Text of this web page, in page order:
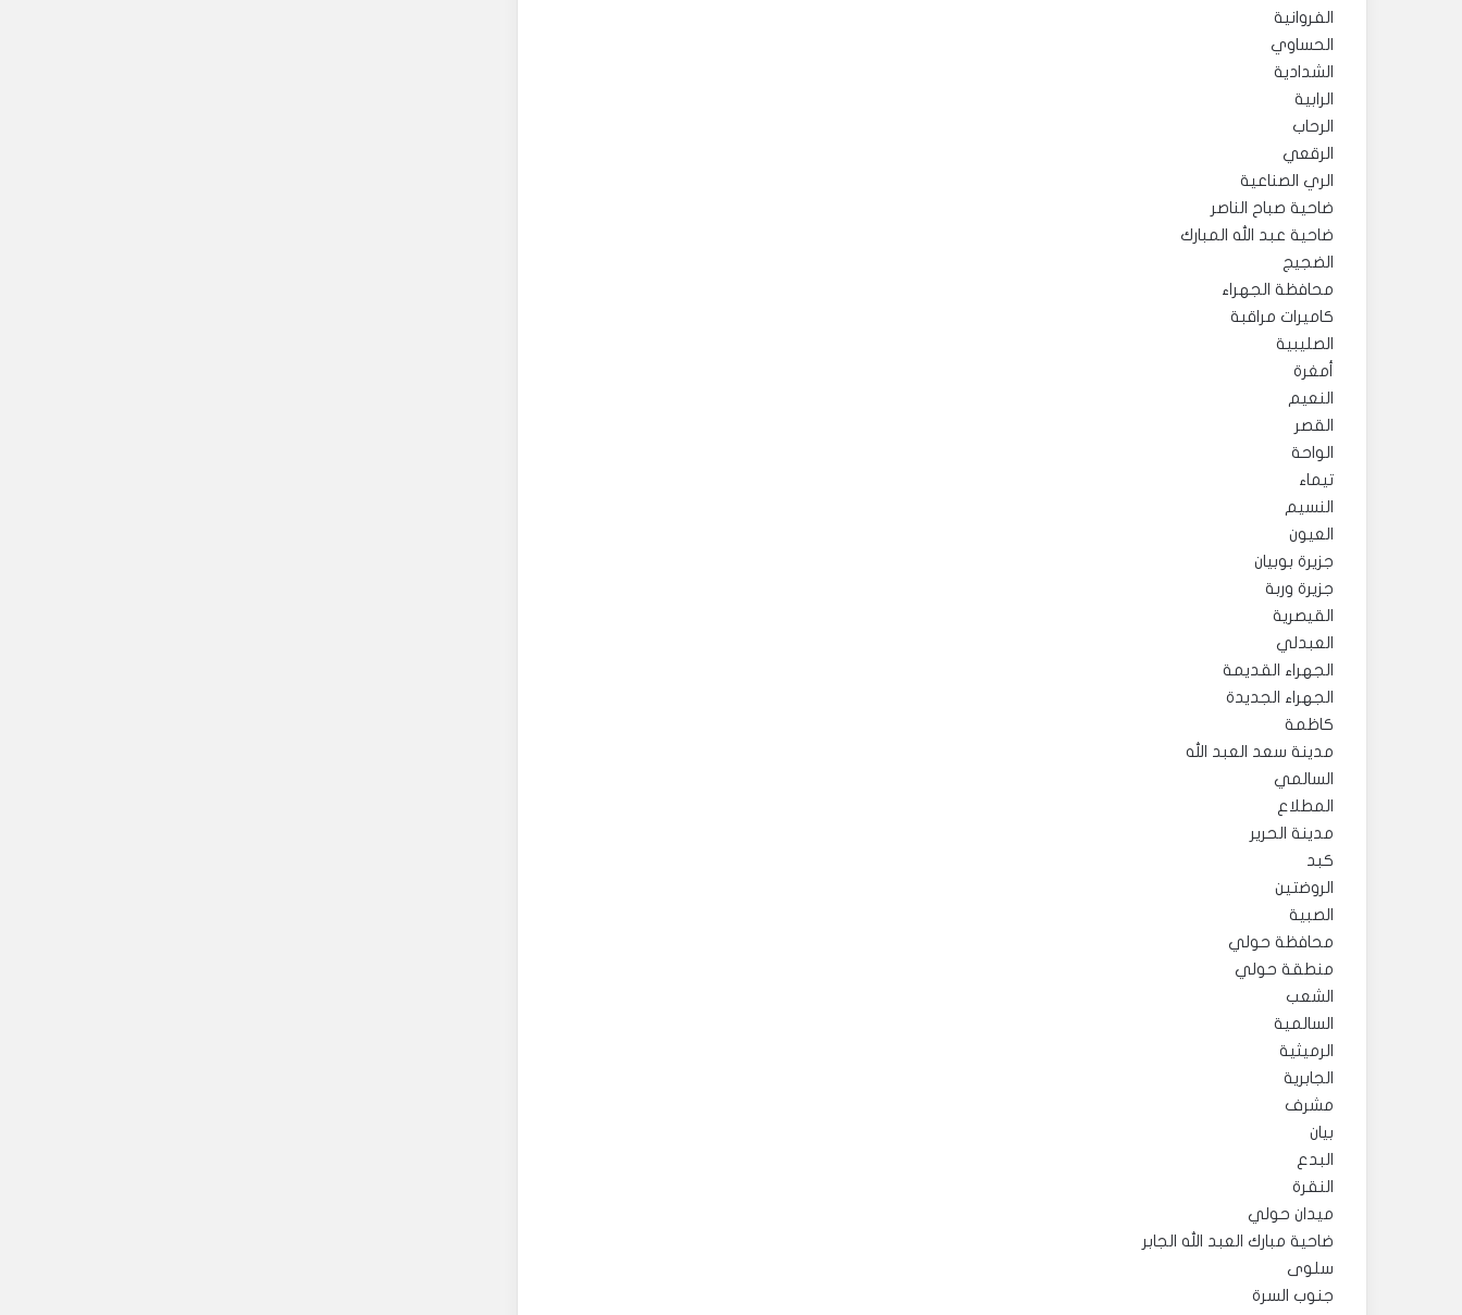
الفروانية
الحساوي
الشدادية
الرابية
الرحاب
الرقعي
الري الصناعية
ضاحية صباح الناصر
ضاحية عبد الله المبارك
الضجيج
محافظة الجهراء
كاميرات مراقبة
الصليبية
أمغرة
النعيم
القصر
الواحة
تيماء
النسيم
العيون
جزيرة بوبيان
جزيرة وربة
القيصرية
العبدلي
الجهراء القديمة
الجهراء الجديدة
كاظمة
مدينة سعد العبد الله
السالمي
المطلاع
مدينة الحرير
كبد
الروضتين
الصبية
محافظة حولي
منطقة حولي
الشعب
السالمية
الرميثية
الجابرية
مشرف
بيان
البدع
النقرة
ميدان حولي
ضاحية مبارك العبد الله الجابر
سلوى
جنوب السرة